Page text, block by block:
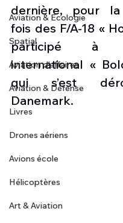
Aviation & Ecologie
Spatial
Aviation d'affaires
Aviation & Défense
Livres
Drones aériens
Avions école
Hélicoptères
Art & Aviation
dernière, pour
fois des F/A-18 «
participé à
international «
qui s’est
Danemark.